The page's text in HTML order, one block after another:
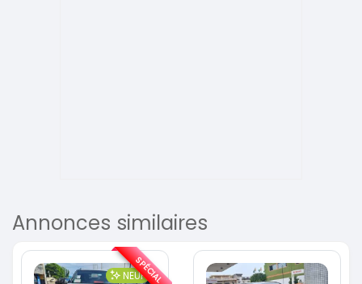
Annonces similaires
NEUFSPÉCIAL